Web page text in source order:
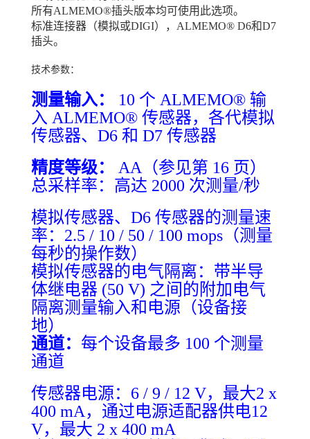
所有ALMEMO®插头版本均可使用此选项。
标准连接器（模拟或DIGI），ALMEMO® D6和D7
插头。
技术参数：
测量输入：
10 个 ALMEMO® 输
入 ALMEMO® 传感器，各代模拟
传感器、D6 和 D7 传感器
精度等级：
AA（参见第 16 页）
总采样率：高达 2000 次测量/秒
模拟传感器、D6 传感器的测量速
率：2.5 / 10 / 50 / 100 mops（测量
每秒的操作数）
模拟传感器的电气隔离：带半导
体继电器 (50 V) 之间的附加电气
隔离测量输入和电源（设备接
地）
通道： 每个设备最多 100 个测量
通道
传感器电源：6 / 9 / 12 V，最大2 x
400 mA，通过电源适配器供电12
V，最大 2 x 400 mA